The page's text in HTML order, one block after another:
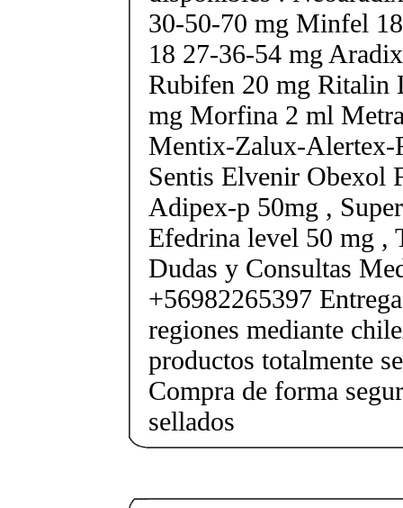
30-50-70 mg Minfel
18 27-36-54 mg
Rubifen 20 mg Ritalin
mg Morfina 2 ml
Mentix-Zalux-Alertex-
Sentis Elvenir Obexol
Adipex-p 50mg ,
Efedrina level 50 mg ,
Dudas y Consultas
+56982265397
regiones mediante
productos totalmente
Compra de forma
sellados